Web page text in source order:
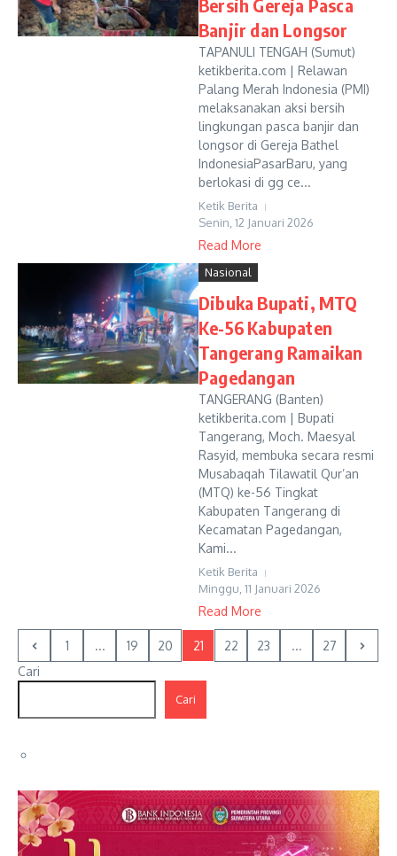
Bersih Gereja Pasca
Banjir dan Longsor
TAPANULI TENGAH (Sumut)
ketikberita.com | Relawan
Palang Merah Indonesia (PMI)
melaksanakan aksi bersih
lingkungan pasca banjir dan
longsor di Gereja Bathel
IndonesiaPasarBaru, yang
berlokasi di gg ce...
Ketik Berita
Senin, 12 Januari 2026
Read More
Nasional
Dibuka Bupati, MTQ
Ke-56 Kabupaten
Tangerang Ramaikan
Pagedangan
TANGERANG (Banten)
ketikberita.com | Bupati
Tangerang, Moch. Maesyal
Rasyid, membuka secara resmi
Musabaqah Tilawatil Qur’an
(MTQ) ke-56 Tingkat
Kabupaten Tangerang di
Kecamatan Pagedangan,
Kami...
Ketik Berita
Minggu, 11 Januari 2026
Read More
1 ... 19 20 21 22 23 ...
27
Cari
Cari